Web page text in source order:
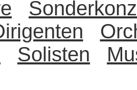
Solisten